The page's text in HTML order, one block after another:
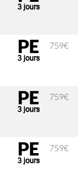
759€
759€
759€